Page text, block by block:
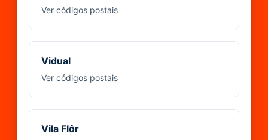
Ver códigos postais
Vidual
Ver códigos postais
Vila Flôr